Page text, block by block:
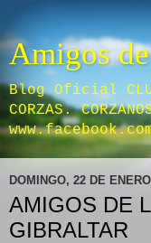
Amigos
Blog Oficial CLUB
CORZAS.
DOMINGO, 22 DE
AMIGOS DE
GIBRALTAR